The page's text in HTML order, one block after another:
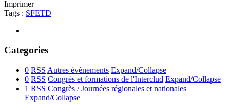
Imprimer
Tags : SFETD
Categories
0 RSS Autres évènements Expand/Collapse
0 RSS Congrès et formations de l'Interclud Expand/Collapse
1 RSS Congrès / Journées régionales et nationales
Expand/Collapse